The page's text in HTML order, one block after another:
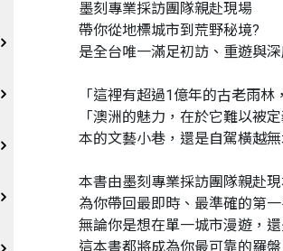
墨刻專業採訪團隊親赴現場
帶你從地標城市到荒野秘境?
是全台唯一滿足初訪、重遊與
「這裡有超過1億年的古老雨
「澳洲的魅力，在於它難以
本的文藝小巷，還是自駕橫越無
本書由墨刻專業採訪團隊親赴現
為你帶回最即時、最準確的第一
無論你是想在單一城市漫遊，
這本書都將成為你最可靠的羅盤